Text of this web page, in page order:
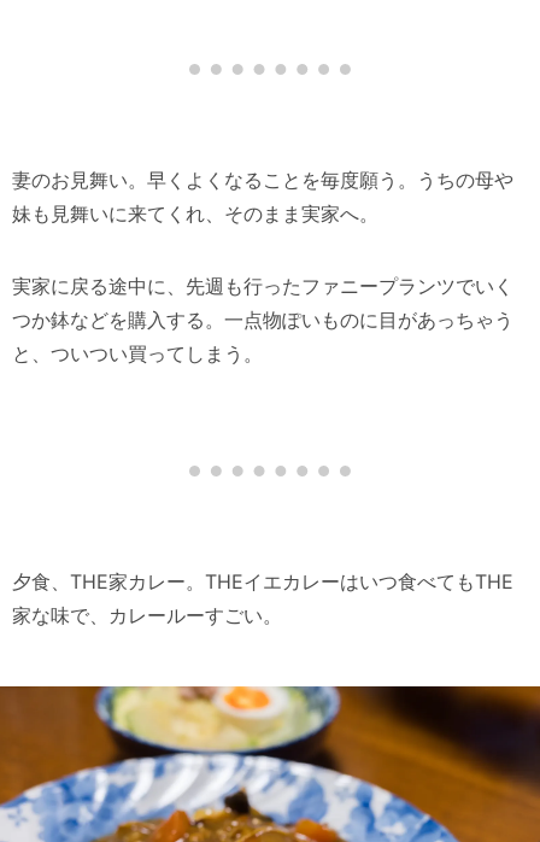
妻のお見舞い。早くよくなることを毎度願う。うちの母や
妹も見舞いに来てくれ、そのまま実家へ。
実家に戻る途中に、先週も行ったファニープランツでいく
つか鉢などを購入する。一点物ぽいものに目があっちゃう
と、ついつい買ってしまう。
夕食、THE家カレー。THEイエカレーはいつ食べてもTHE
家な味で、カレールーすごい。